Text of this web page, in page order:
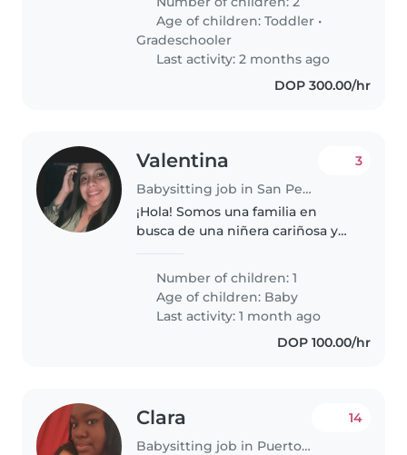
hace sus tareas, se asea y demas.
Adicional tengo un niño..
Age of children:Toddler •
Gradeschooler
Last activity: 2 months ago
DOP 300.00/hr
Valentina
Babysitting job in San Pedro de Macorís
3
¡Hola! Somos una familia en
busca de una niñera cariñosa y
juguetón e inteligente.
Necesitamos a alguien cómodo/a
con tareas del hogar y que
pueda cuidar..
Number of children: 1
Age of children: Baby
Last activity: 1 month ago
DOP 100.00/hr
Clara
Babysitting job in Puerto Plata
14